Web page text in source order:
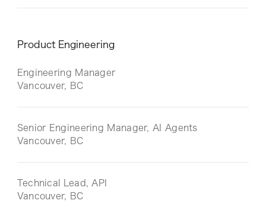
Product Engineering
Engineering Manager
Vancouver, BC
Senior Engineering Manager, AI Agents
Vancouver, BC
Technical Lead, API
Vancouver, BC